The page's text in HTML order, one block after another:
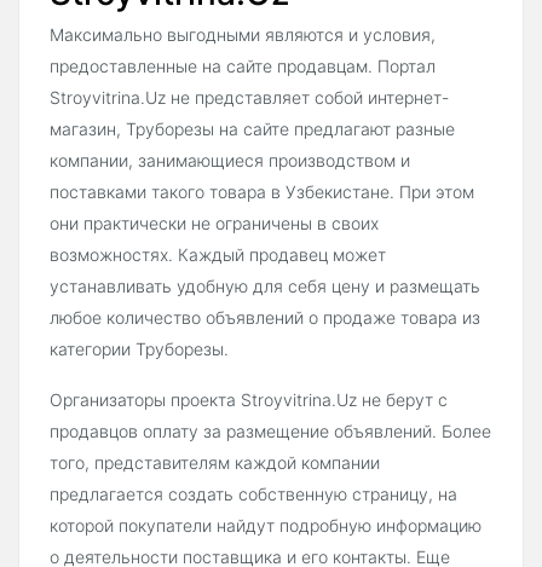
Максимально выгодными являются и условия,
предоставленные на сайте продавцам. Портал
Stroyvitrina.Uz не представляет собой интернет-
магазин, Труборезы на сайте предлагают разные
компании, занимающиеся производством и
поставками такого товара в Узбекистане. При этом
они практически не ограничены в своих
возможностях. Каждый продавец может
устанавливать удобную для себя цену и размещать
любое количество объявлений о продаже товара из
категории Труборезы.
Организаторы проекта Stroyvitrina.Uz не берут с
продавцов оплату за размещение объявлений. Более
того, представителям каждой компании
предлагается создать собственную страницу, на
которой покупатели найдут подробную информацию
о деятельности поставщика и его контакты. Еще